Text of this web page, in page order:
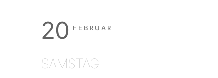
20 FEBRUAR
SAMSTAG